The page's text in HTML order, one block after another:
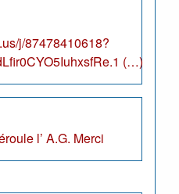
j/87478410618?
(…)
l’ A.G. Merci